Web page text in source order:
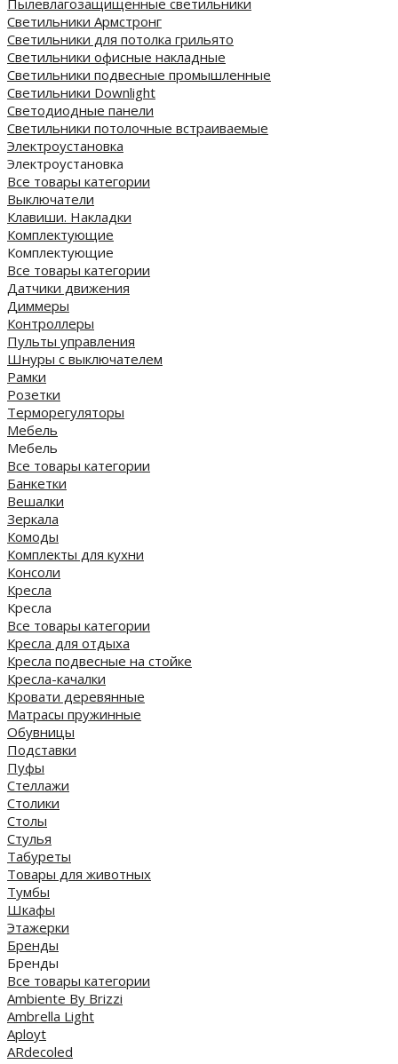
Светильники Армстронг
Светильники для потолка грильято
Светильники офисные накладные
Светильники подвесные промышленные
Светильники Downlight
Светодиодные панели
Cветильники потолочные встраиваемые
Электроустановка
Электроустановка
Все товары категории
Выключатели
Клавиши. Накладки
Комплектующие
Комплектующие
Все товары категории
Датчики движения
Диммеры
Контроллеры
Пульты управления
Шнуры с выключателем
Рамки
Розетки
Терморегуляторы
Мебель
Мебель
Все товары категории
Банкетки
Вешалки
Зеркала
Комоды
Комплекты для кухни
Консоли
Кресла
Кресла
Все товары категории
Кресла для отдыха
Кресла подвесные на стойке
Кресла-качалки
Кровати деревянные
Матрасы пружинные
Обувницы
Подставки
Пуфы
Стеллажи
Столики
Столы
Стулья
Табуреты
Товары для животных
Тумбы
Шкафы
Этажерки
Бренды
Бренды
Все товары категории
Ambiente By Brizzi
Ambrella Light
Aployt
ARdecoled